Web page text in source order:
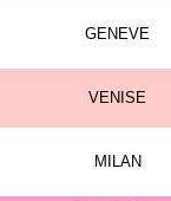
GENEVE
VENISE
MILAN